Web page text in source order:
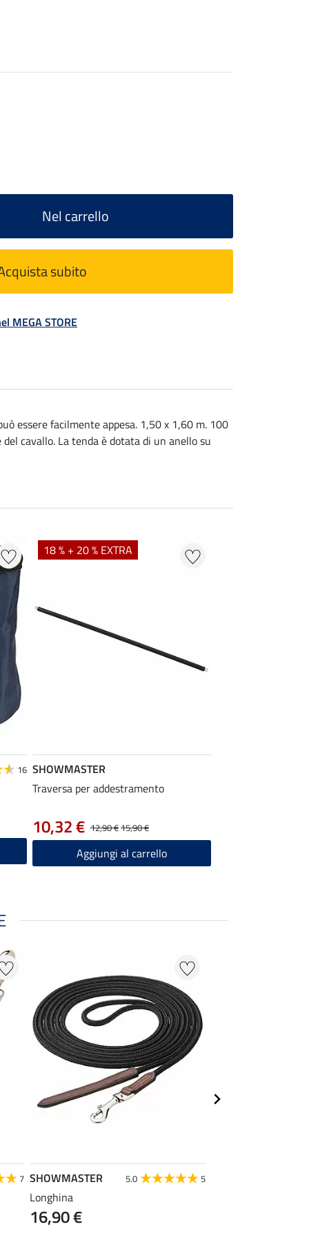
Nel carrello
subito
MEGA STORE
essere facilmente appesa. 1,50 x 1,60 m. 100
cavallo. La tenda è dotata di un anello su
16
18 % + 20 % EXTRA
SHOWMASTER
Traversa per addestramento
12,90 €15,90 €
10,32 €
Aggiungi al carrello
7 SHOWMASTER 5.0 5
Longhina
16,90 €